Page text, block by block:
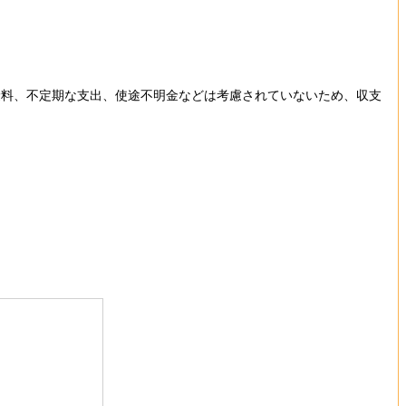
不定期な支出、使途不明金などは考慮されていないため、収支